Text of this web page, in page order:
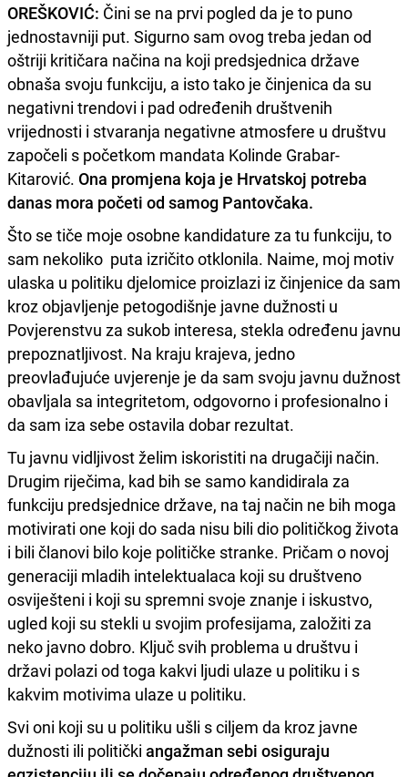
OREŠKOVIĆ: Čini se na prvi pogled da je to puno
jednostavniji put. Sigurno sam ovog treba jedan od
oštriji kritičara načina na koji predsjednica države
obnaša svoju funkciju, a isto tako je činjenica da su
negativni trendovi i pad određenih društvenih
vrijednosti i stvaranja negativne atmosfere u društvu
započeli s početkom mandata Kolinde Grabar-
Kitarović. Ona promjena koja je Hrvatskoj potreba
danas mora početi od samog Pantovčaka.
Što se tiče moje osobne kandidature za tu funkciju, to
sam nekoliko puta izričito otklonila. Naime, moj motiv
ulaska u politiku djelomice proizlazi iz činjenice da sam
kroz objavljenje petogodišnje javne dužnosti u
Povjerenstvu za sukob interesa, stekla određenu javnu
prepoznatljivost. Na kraju krajeva, jedno
preovlađujuće uvjerenje je da sam svoju javnu dužnost
obavljala sa integritetom, odgovorno i profesionalno i
da sam iza sebe ostavila dobar rezultat.
Tu javnu vidljivost želim iskoristiti na drugačiji način.
Drugim riječima, kad bih se samo kandidirala za
funkciju predsjednice države, na taj način ne bih moga
motivirati one koji do sada nisu bili dio političkog života
i bili članovi bilo koje političke stranke. Pričam o novoj
generaciji mladih intelektualaca koji su društveno
osviješteni i koji su spremni svoje znanje i iskustvo,
ugled koji su stekli u svojim profesijama, založiti za
neko javno dobro. Ključ svih problema u društvu i
državi polazi od toga kakvi ljudi ulaze u politiku i s
kakvim motivima ulaze u politiku.
Svi oni koji su u politiku ušli s ciljem da kroz javne
dužnosti ili politički angažman sebi osiguraju